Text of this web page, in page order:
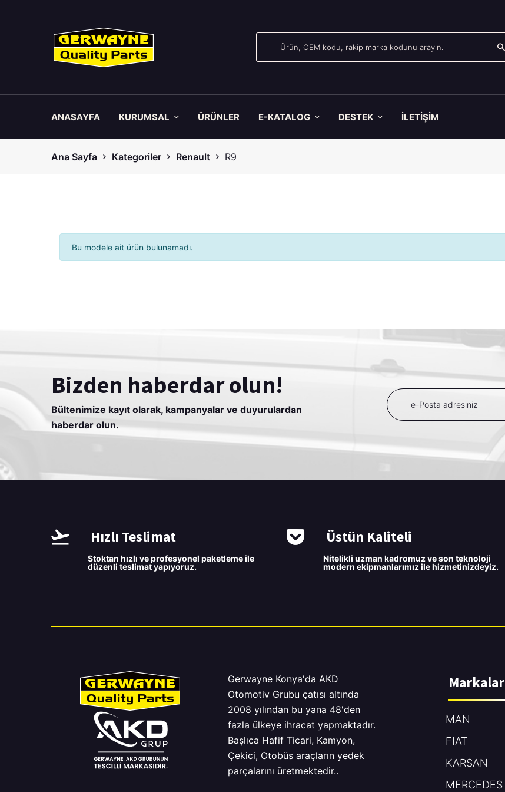
ANASAYFA KURUMSAL ÜRÜNLER E-KATALOG DESTEK İLETİŞİM
Ana Sayfa Kategoriler Renault R9
Bu modele ait ürün bulunamadı.
Bizden haberdar olun!
Bültenimize kayıt olarak, kampanyalar ve duyurulardan
haberdar olun.
Hızlı Teslimat
Stoktan hızlı ve profesyonel paketleme ile
düzenli teslimat yapıyoruz.
Üstün Kaliteli
Nitelikli uzman kadromuz ve son teknoloji
modern ekipmanlarımız ile hizmetinizdeyiz.
Gerwayne Konya'da AKD
Otomotiv Grubu çatısı altında
2008 yılından bu yana 48'den
fazla ülkeye ihracat yapmaktadır.
Başlıca Hafif Ticari, Kamyon,
Çekici, Otobüs araçların yedek
parçalarını üretmektedir..
Markalar
MAN
FIAT
KARSAN
MERCEDES